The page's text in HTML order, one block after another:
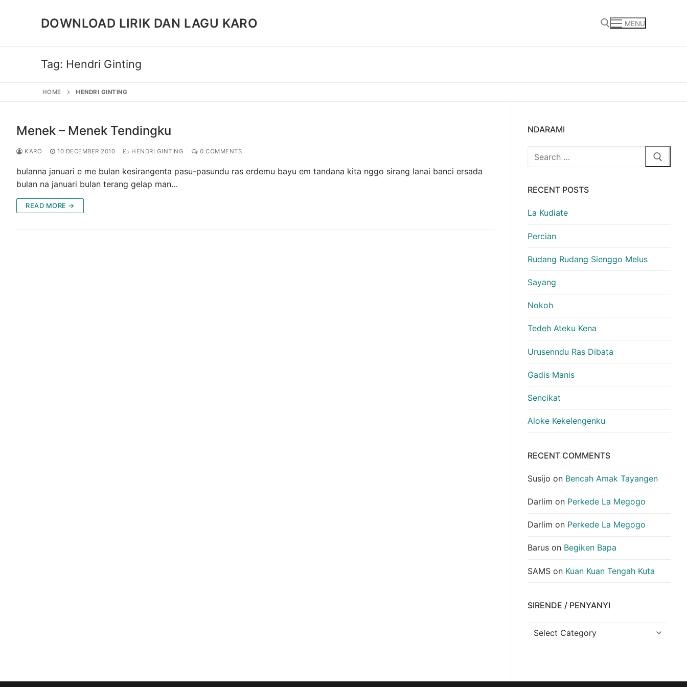
DOWNLOAD LIRIK DAN LAGU KARO MENU
Tag: Hendri Ginting
HOME HENDRI GINTING
Menek – Menek Tendingku
KARO 10 DECEMBER 2010 HENDRI GINTING 0 COMMENTS
bulanna januari e me bulan kesirangenta pasu-pasundu ras erdemu bayu em tandana kita nggo sirang lanai banci ersada
bulan na januari bulan terang gelap man…
READ MORE →
NDARAMI
Search
RECENT POSTS
La Kudiate
Percian
Rudang Rudang Sienggo Melus
Sayang
Nokoh
Tedeh Ateku Kena
Urusenndu Ras Dibata
Gadis Manis
Sencikat
Aloke Kekelengenku
RECENT COMMENTS
Susijo on Bencah Amak Tayangen
Darlim on Perkede La Megogo
Darlim on Perkede La Megogo
Barus on Begiken Bapa
SAMS on Kuan Kuan Tengah Kuta
SIRENDE / PENYANYI
Sirende